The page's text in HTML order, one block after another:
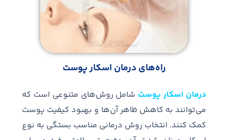
راه‌های درمان اسکار پوست
درمان اسکار پوست شامل روش‌های متنوعی است که
می‌توانند به کاهش ظاهر آن‌ها و بهبود کیفیت پوست
کمک کنند. انتخاب روش درمانی مناسب بستگی به نوع